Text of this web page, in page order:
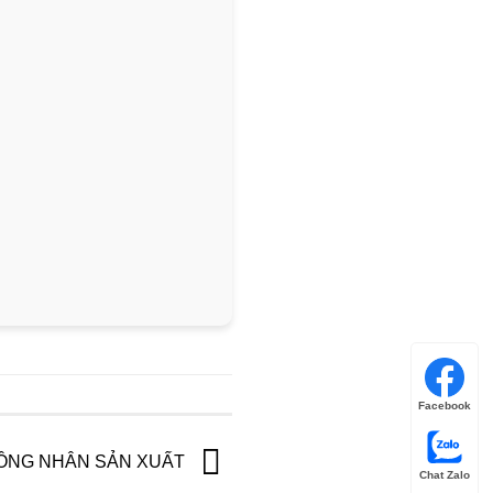
NHÂN SẢN XUẤT
Facebook
Chat Zalo